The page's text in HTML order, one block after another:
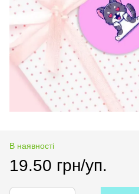
В наявності
19.50 грн/уп.